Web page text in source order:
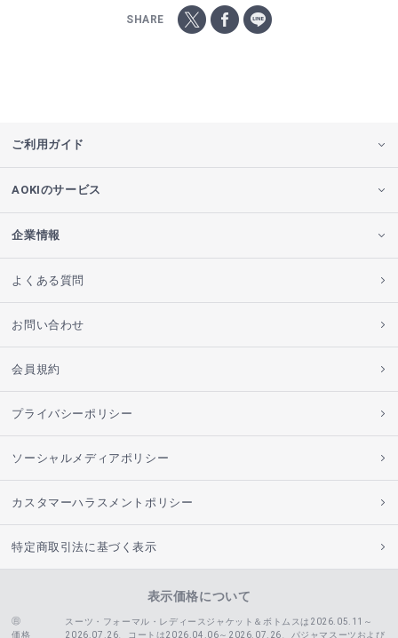
SHARE
ご利用ガイド
AOKIのサービス
企業情報
よくある質問
お問い合わせ
会員規約
プライバシーポリシー
ソーシャルメディアポリシー
カスタマーハラスメントポリシー
特定商取引法に基づく表示
表示価格について
価格
スーツ・フォーマル・レディースジャケット＆ボトムスは2026.05.11～
2026.07.26、コートは2026.04.06～2026.07.26、
パジャマスーツおよび